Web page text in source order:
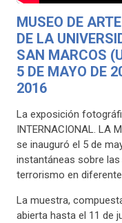
MUSEO DE
DE LA
SAN MARCOS
5 DE MAYO DE
2016
La exposición
INTERNACIONAL. LA
se inauguró el 5 de
instantáneas sobre
terrorismo en
La muestra,
abierta hasta el 11 de